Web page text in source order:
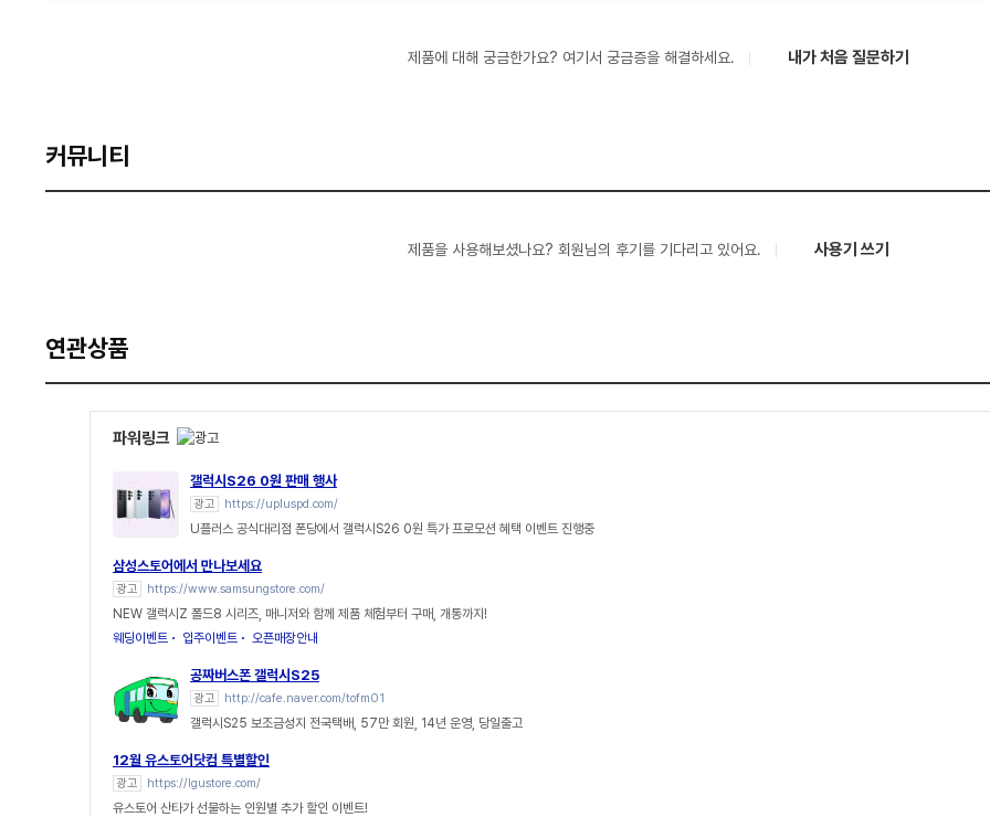
제품에 대해 궁금한가요? 여기서 궁금증을 해결하세요. 내가 처음 질문하기
커뮤니티
제품을 사용해보셨나요? 회원님의 후기를 기다리고 있어요. 사용기 쓰기
연관상품
파워링크
갤럭시S26 0원 판매 행사
광고 https://upluspd.com/
U플러스 공식대리점 폰당에서 갤럭시S26 0원 특가 프로모션 혜택 이벤트 진행중
삼성스토어에서 만나보세요
광고 https://www.samsungstore.com/
NEW 갤럭시Z 폴드8 시리즈, 매니저와 함께 제품 체험부터 구매, 개통까지!
웨딩이벤트
입주이벤트 오픈매장안내
공짜버스폰 갤럭시S25
광고 http://cafe.naver.com/tofm01
갤럭시S25 보조금성지 전국택배, 57만 회원, 14년 운영, 당일출고
12월 유스토어닷컴 특별할인
광고 https://lgustore.com/
유스토어 산타가 선물하는 인원별 추가 할인 이벤트!